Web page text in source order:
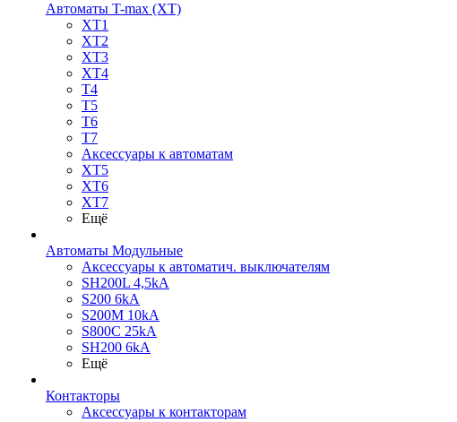
Автоматы T-max (XT)
XT1
XT2
XT3
XT4
T4
T5
T6
T7
Аксессуары к автоматам
XT5
XT6
XT7
Ещё
Автоматы Модульные
Аксессуары к автоматич. выключателям
SH200L 4,5kA
S200 6kA
S200M 10kA
S800C 25kA
SH200 6kA
Ещё
Контакторы
Аксессуары к контакторам